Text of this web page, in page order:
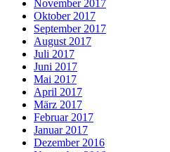
November 2017
Oktober 2017
September 2017
August 2017
Juli 2017
Juni 2017
Mai 2017
April 2017
März 2017
Februar 2017
Januar 2017
Dezember 2016